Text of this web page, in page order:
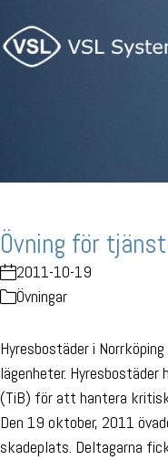
Övning för
2011-10-19
Övningar
Hyresbostäder i
lägenheter.
(TiB) för att hantera
Den 19 oktober, 2011
skadeplats. Deltagarna